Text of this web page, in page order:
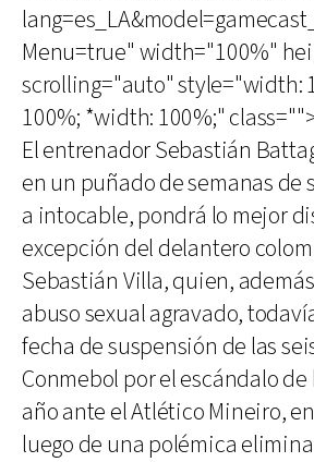
Menu=true" width="100%"
scrolling="auto" style="width:
100%; *width: 100%;"
El entrenador Sebastián
en un puñado de semanas de
a intocable, pondrá lo mejor
excepción del delantero
Sebastián Villa, quien,
abuso sexual agravado,
fecha de suspensión de las
Conmebol por el escándalo de
año ante el Atlético Mineiro,
luego de una polémica